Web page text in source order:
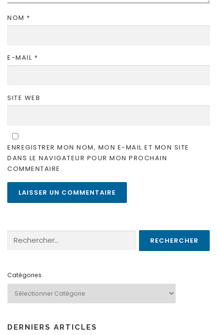
NOM *
E-MAIL *
SITE WEB
ENREGISTRER MON NOM, MON E-MAIL ET MON SITE
DANS LE NAVIGATEUR POUR MON PROCHAIN
COMMENTAIRE.
Catégories
DERNIERS ARTICLES